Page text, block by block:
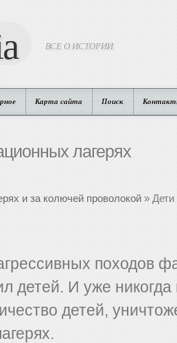
ВСЕ О ИСТОРИИ
Карта сайта Поиск
лагерях
и за колючей проволокой »
походов
детей. И уже никогда
детей,